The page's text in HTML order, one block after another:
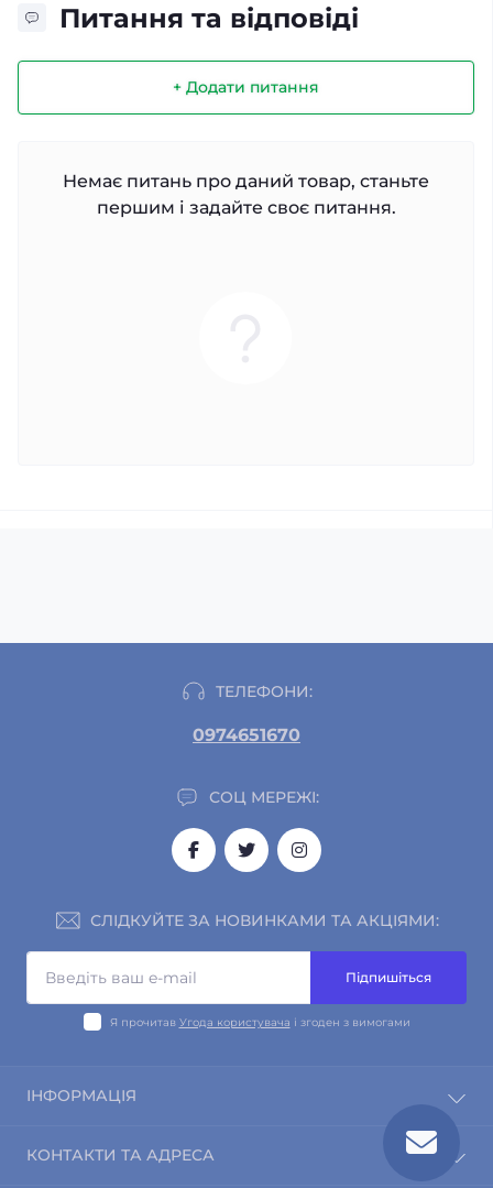
Питання та відповіді
+ Додати питання
Немає питань про даний товар, станьте
першим і задайте своє питання.
ТЕЛЕФОНИ:
0974651670
СОЦ МЕРЕЖІ:
СЛІДКУЙТЕ ЗА НОВИНКАМИ ТА АКЦІЯМИ:
Підпишіться
Я прочитав Угода користувача і згоден з вимогами
ІНФОРМАЦІЯ
Інформація про доставку
КОНТАКТИ ТА АДРЕСА